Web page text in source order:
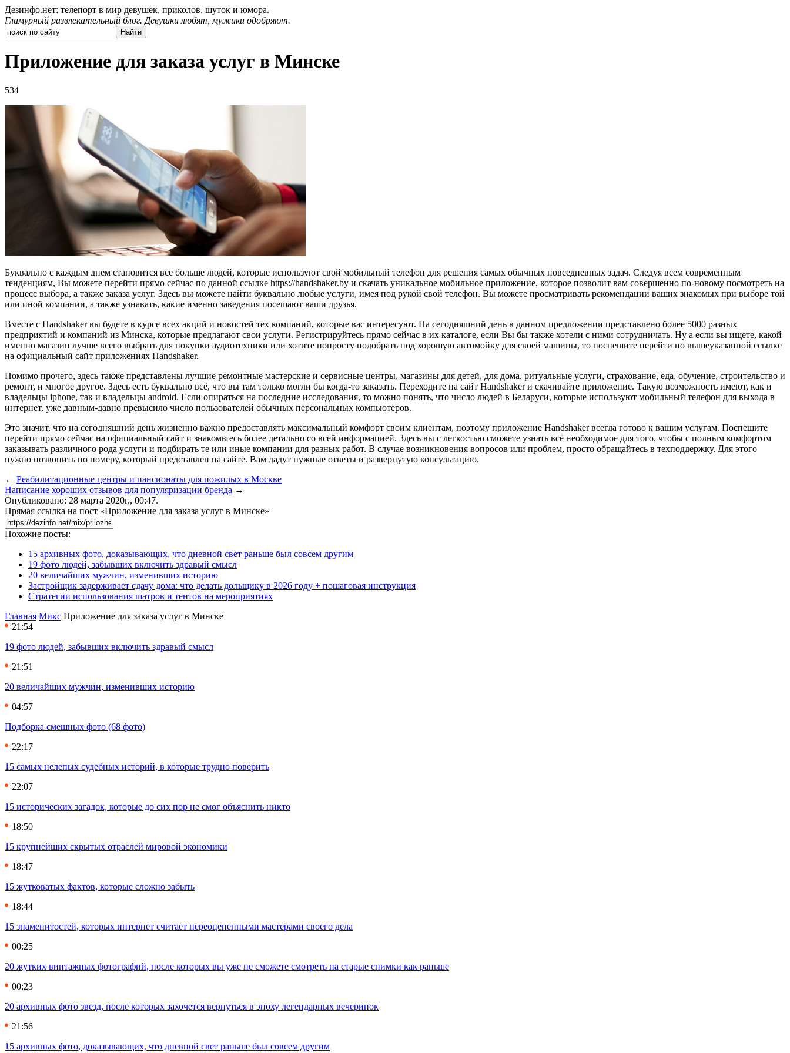
Дезинфо.нет: телепорт в мир девушек, приколов, шуток и юмора.
Гламурный развлекательный блог. Девушки любят, мужики одобряют.
Приложение для заказа услуг в Минске
534
Буквально с каждым днем становится все больше людей, которые используют свой мобильный телефон для решения самых обычных повседневных задач. Следуя всем современным
тенденциям, Вы можете перейти прямо сейчас по данной ссылке https://handshaker.by и скачать уникальное мобильное приложение, которое позволит вам совершенно по-новому посмотреть на
процесс выбора, а также заказа услуг. Здесь вы можете найти буквально любые услуги, имея под рукой свой телефон. Вы можете просматривать рекомендации ваших знакомых при выборе той
или иной компании, а также узнавать, какие именно заведения посещают ваши друзья.
Вместе с Handshaker вы будете в курсе всех акций и новостей тех компаний, которые вас интересуют. На сегодняшний день в данном предложении представлено более 5000 разных
предприятий и компаний из Минска, которые предлагают свои услуги. Регистрируйтесь прямо сейчас в их каталоге, если Вы бы также хотели с ними сотрудничать. Ну а если вы ищете, какой
именно магазин лучше всего выбрать для покупки аудиотехники или хотите попросту подобрать под хорошую автомойку для своей машины, то поспешите перейти по вышеуказанной ссылке
на официальный сайт приложениях Handshaker.
Помимо прочего, здесь также представлены лучшие ремонтные мастерские и сервисные центры, магазины для детей, для дома, ритуальные услуги, страхование, еда, обучение, строительство и
ремонт, и многое другое. Здесь есть буквально всё, что вы там только могли бы когда-то заказать. Переходите на сайт Handshaker и скачивайте приложение. Такую возможность имеют, как и
владельцы iphone, так и владельцы android. Если опираться на последние исследования, то можно понять, что число людей в Беларуси, которые используют мобильный телефон для выхода в
интернет, уже давным-давно превысило число пользователей обычных персональных компьютеров.
Это значит, что на сегодняшний день жизненно важно предоставлять максимальный комфорт своим клиентам, поэтому приложение Handshaker всегда готово к вашим услугам. Поспешите
перейти прямо сейчас на официальный сайт и знакомьтесь более детально со всей информацией. Здесь вы с легкостью сможете узнать всё необходимое для того, чтобы с полным комфортом
заказывать различного рода услуги и подбирать те или иные компании для разных работ. В случае возникновения вопросов или проблем, просто обращайтесь в техподдержку. Для этого
нужно позвонить по номеру, который представлен на сайте. Вам дадут нужные ответы и развернутую консультацию.
← Реабилитационные центры и пансионаты для пожилых в Москве
Написание хороших отзывов для популяризации бренда →
Опубликовано: 28 марта 2020г., 00:47.
Прямая ссылка на пост «Приложение для заказа услуг в Минске»
Похожие посты:
15 архивных фото, доказывающих, что дневной свет раньше был совсем другим
19 фото людей, забывших включить здравый смысл
20 величайших мужчин, изменивших историю
Застройщик задерживает сдачу дома: что делать дольщику в 2026 году + пошаговая инструкция
Стратегии использования шатров и тентов на мероприятиях
Главная Микс Приложение для заказа услуг в Минске
21:54
19 фото людей, забывших включить здравый смысл
21:51
20 величайших мужчин, изменивших историю
04:57
Подборка смешных фото (68 фото)
22:17
15 самых нелепых судебных историй, в которые трудно поверить
22:07
15 исторических загадок, которые до сих пор не смог объяснить никто
18:50
15 крупнейших скрытых отраслей мировой экономики
18:47
15 жутковатых фактов, которые сложно забыть
18:44
15 знаменитостей, которых интернет считает переоцененными мастерами своего дела
00:25
20 жутких винтажных фотографий, после которых вы уже не сможете смотреть на старые снимки как раньше
00:23
20 архивных фото звезд, после которых захочется вернуться в эпоху легендарных вечеринок
21:56
15 архивных фото, доказывающих, что дневной свет раньше был совсем другим